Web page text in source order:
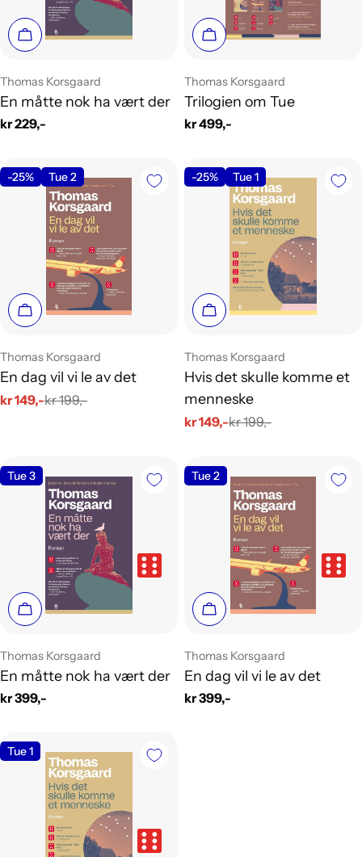
g
:
Legg i handlekurv
Leverandør:
Thomas Korsgaard
En måtte nok ha vært der
Vanlig
kr 229,-
Legg i handlekurv
Leverandør:
Thomas Korsgaard
Trilogien om Tue
Vanlig
kr 499,-
-25% Tue 2
Legg i handlekurv
Leverandør:
Thomas Korsgaard
En dag vil vi le av det
Salgs
kr 149,-
Vanlig kr 199,-
-25% Tue 1
Legg i handlekurv
Leverandør:
Thomas Korsgaard
Hvis det skulle komme et
menneske
Salgs
kr 149,-
Vanlig kr 199,-
Tue 3
Legg i handlekurv
Leverandør:
Thomas Korsgaard
En måtte nok ha vært der
Vanlig
kr 399,-
Tue 2
Legg i handlekurv
Leverandør:
Thomas Korsgaard
En dag vil vi le av det
Vanlig
kr 399,-
Tue 1